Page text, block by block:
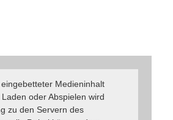
Medieninhalt
oder Abspielen wird
zu den Servern des